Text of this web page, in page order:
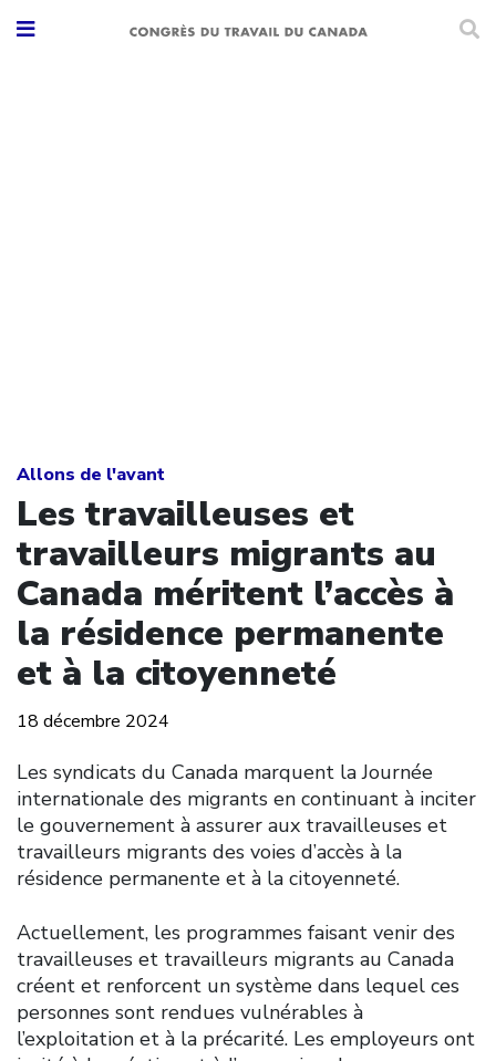
Allons de l'avant
Les travailleuses et
travailleurs migrants au
Canada méritent l’accès à
la résidence permanente
et à la citoyenneté
18 décembre 2024
Les syndicats du Canada marquent la Journée
internationale des migrants en continuant à inciter
le gouvernement à assurer aux travailleuses et
travailleurs migrants des voies d’accès à la
résidence permanente et à la citoyenneté.
Actuellement, les programmes faisant venir des
travailleuses et travailleurs migrants au Canada
créent et renforcent un système dans lequel ces
personnes sont rendues vulnérables à
l’exploitation et à la précarité. Les employeurs ont